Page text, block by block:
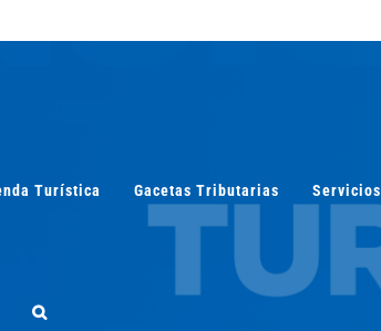
Turística Gacetas Tributarias Servicios